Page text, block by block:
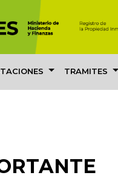
TRAMITES